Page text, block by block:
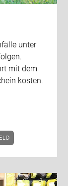
unter
mit dem
kosten.